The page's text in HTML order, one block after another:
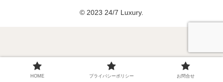
© 2023 24/7 Luxury.
HOME プライバシーポリシー お問合せ